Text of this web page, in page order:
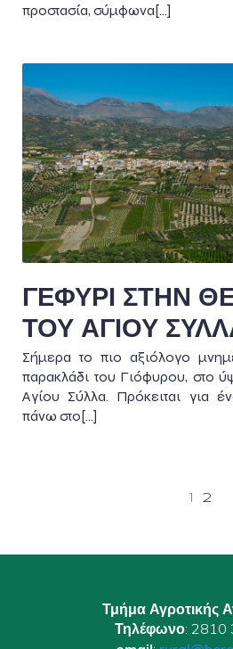
προστασία, σύμφωνα[…]
ΓΕΦΥΡΙ ΣΤΗΝ
ΤΟΥ ΑΓΙΟΥ
Σήμερα το πιο αξιόλογο
παρακλάδι του Γιόφυρου, στο
Αγίου Σύλλα. Πρόκειται για
πάνω στο[…]
1 2
Τμήμα Αγροτικής
Τηλέφωνο: 2810